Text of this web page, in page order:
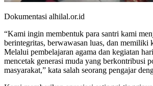
Dokumentasi alhilal.or.id
“Kami ingin membentuk para santri kami
berintegritas, berwawasan luas, dan memiliki
Melalui pembelajaran agama dan kegiatan
mencetak generasi muda yang berkontribusi
masyarakat,” kata salah seorang pengajar